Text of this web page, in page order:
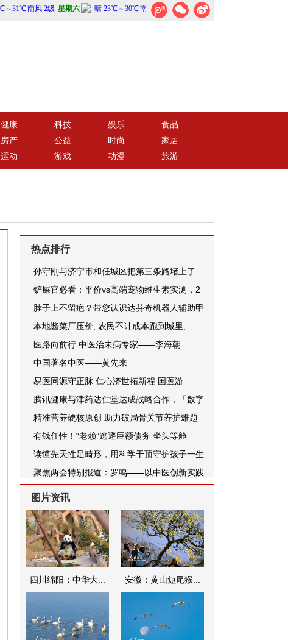
健康 科技 娱乐
食品
房产 公益 时尚
家居
运动 游戏 动漫 旅游
热点排行
孙守刚与济宁市和任城区把第三条路堵上了
铲屎官必看：平价vs高端宠物维生素实测，2
脖子上不留疤？带您认识达芬奇机器人辅助甲
本地酱菜厂压价, 农民不计成本跑到城里,
医路向前行 中医治未病专家——李海朝
中国著名中医——黄先来
易医同源守正脉 仁心济世拓新程 国医游
腾讯健康与津药达仁堂达成战略合作，「数字
精准营养硬核原创 助力破局骨关节养护难题
有钱任性！“老赖”逃避巨额债务 坐头等舱
读懂先天性足畸形，用科学干预守护孩子一生
聚焦两会特别报道：罗鸣——以中医创新实践
图片资讯
四川绵阳：中华大... 安徽：黄山短尾猴...